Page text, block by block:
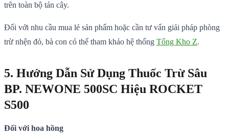
trên toàn bộ tán cây.
Đối với nhu cầu mua lẻ sản phẩm hoặc cần tư vấn giải pháp phòng
trừ nhện đỏ, bà con có thể tham khảo hệ thống Tổng Kho Z.
5. Hướng Dẫn Sử Dụng Thuốc Trừ Sâu
BP. NEWONE 500SC Hiệu ROCKET
S500
Đối với hoa hồng